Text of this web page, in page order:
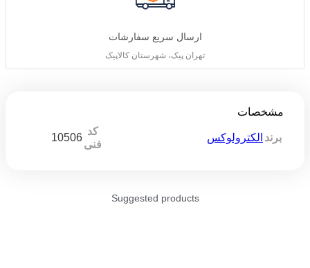
ارسال سریع سفارشات
تهران پیک، شهرستان کالاپیک
مشخصات
برند الکترولوکس
کد
فنی
10506
Suggested products